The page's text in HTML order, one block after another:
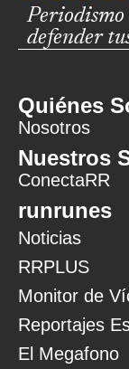
Periodismo
defender
Quiénes
Nosotros
Nuestros
ConectaRR
runrunes
Noticias
RRPLUS
Monitor de
Reportajes
El Megafono